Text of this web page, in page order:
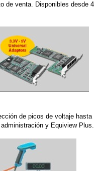
de venta. Disponibles desde 4
de picos de voltaje hasta
y Equiview Plus.